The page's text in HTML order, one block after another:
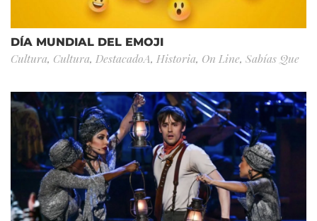
DÍA MUNDIAL DEL EMOJI
Cultura, Cultura, DestacadoA, Historia, On Line, Sabías Que